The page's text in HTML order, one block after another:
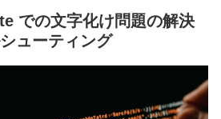
での文字化け問題の解決
ューティング